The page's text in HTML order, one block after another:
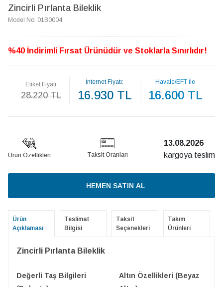
Zincirli Pırlanta Bileklik
Model No: 01B0004
%40 İndirimli Fırsat Ürünüdür ve Stoklarla Sınırlıdır!
Etiket Fiyatı
28.220 TL
İnternet Fiyatı:
16.930 TL
Havale/EFT İle
16.600 TL
Ürün Özellikleri Taksit Oranları
13.08.2026
kargoya teslim
HEMEN SATIN AL
Ürün
Açıklaması
Teslimat
Bilgisi
Taksit
Seçenekleri
Takım
Ürünleri
Zincirli Pırlanta Bileklik
Değerli Taş Bilgileri
Altın Özellikleri (Beyaz